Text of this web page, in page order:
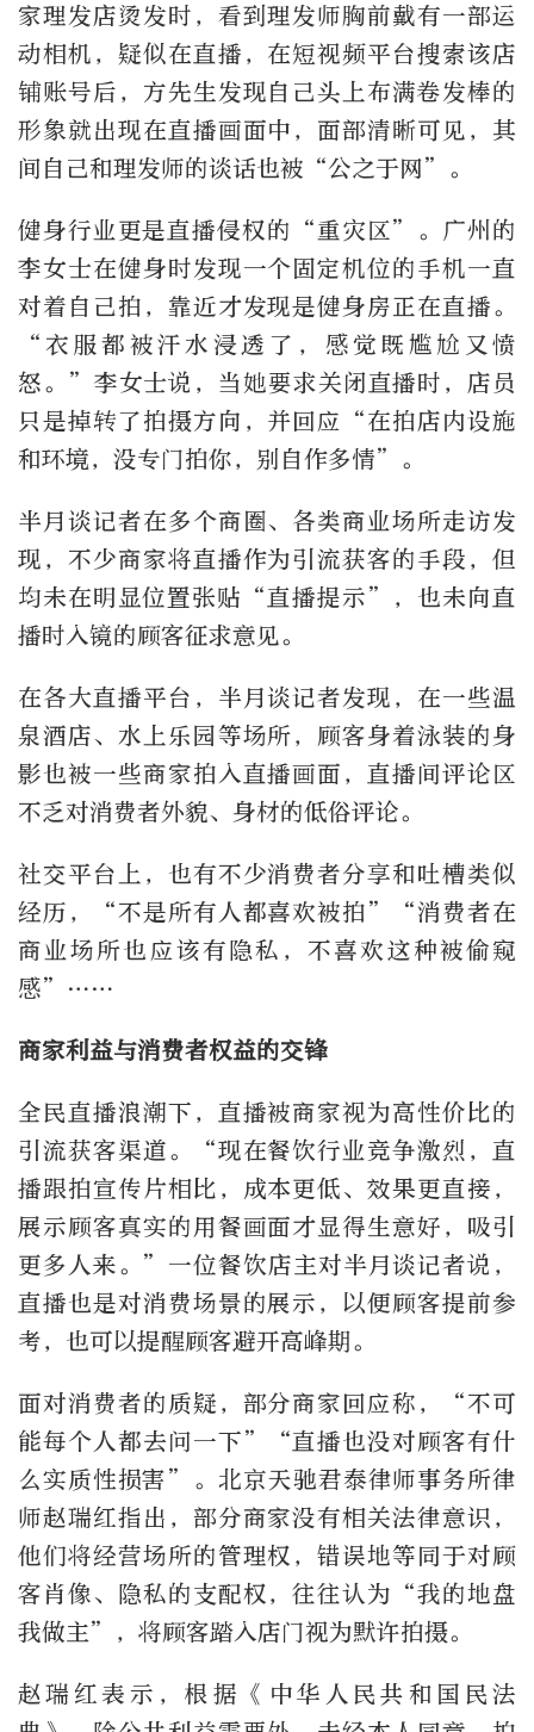
家理发店烫发时，看到理发师胸前戴有一部运
动相机，疑似在直播，在短视频平台搜索该店
铺账号后，方先生发现自己头上布满卷发棒的
形象就出现在直播画面中，面部清晰可见，其
间自己和理发师的谈话也被“公之于网”。
健身行业更是直播侵权的“重灾区”。广州的
李女士在健身时发现一个固定机位的手机一直
对着自己拍，靠近才发现是健身房正在直播。
“衣服都被汗水浸透了，感觉既尴尬又愤
怒。”李女士说，当她要求关闭直播时，店员
只是掉转了拍摄方向，并回应“在拍店内设施
和环境，没专门拍你，别自作多情”。
半月谈记者在多个商圈、各类商业场所走访发
现，不少商家将直播作为引流获客的手段，但
均未在明显位置张贴“直播提示”，也未向直
播时入镜的顾客征求意见。
在各大直播平台，半月谈记者发现，在一些温
泉酒店、水上乐园等场所，顾客身着泳装的身
影也被一些商家拍入直播画面，直播间评论区
不乏对消费者外貌、身材的低俗评论。
社交平台上，也有不少消费者分享和吐槽类似
经历，“不是所有人都喜欢被拍”“消费者在
商业场所也应该有隐私，不喜欢这种被偷窥
感”……
商家利益与消费者权益的交锋
全民直播浪潮下，直播被商家视为高性价比的
引流获客渠道。“现在餐饮行业竞争激烈，直
播跟拍宣传片相比，成本更低、效果更直接，
展示顾客真实的用餐画面才显得生意好，吸引
更多人来。”一位餐饮店主对半月谈记者说，
直播也是对消费场景的展示，以便顾客提前参
考，也可以提醒顾客避开高峰期。
面对消费者的质疑，部分商家回应称，“不可
能每个人都去问一下”“直播也没对顾客有什
么实质性损害”。北京天驰君泰律师事务所律
师赵瑞红指出，部分商家没有相关法律意识，
他们将经营场所的管理权，错误地等同于对顾
客肖像、隐私的支配权，往往认为“我的地盘
我做主”，将顾客踏入店门视为默许拍摄。
赵瑞红表示，根据《中华人民共和国民法